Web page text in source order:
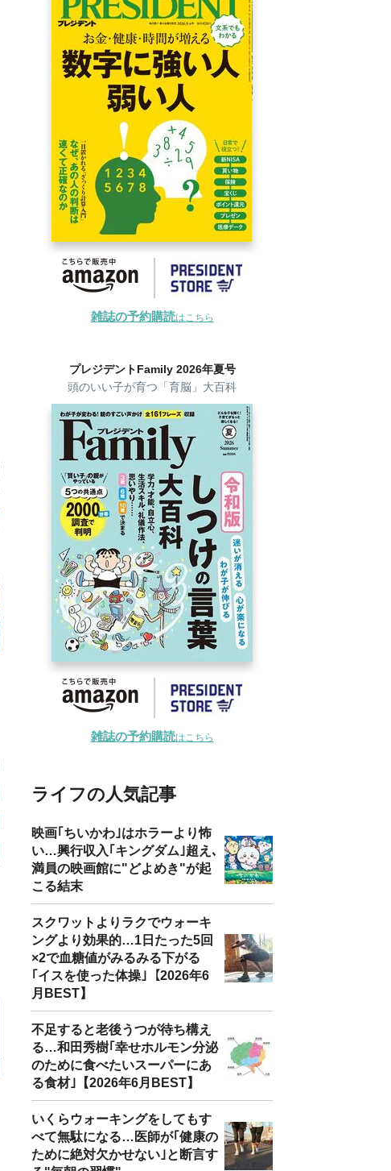
雑誌の予約購読はこちら
プレジデントFamily 2026年夏号
頭のいい子が育つ「育脳」大百科
雑誌の予約購読はこちら
ライフの人気記事
映画｢ちいかわ｣はホラーより怖
い…興行収入｢キングダム｣超え､
満員の映画館に"どよめき"が起
こる結末
スクワットよりラクでウォーキ
ングより効果的…1日たった5回
×2で血糖値がみるみる下がる
｢イスを使った体操｣【2026年6
月BEST】
不足すると老後うつが待ち構え
る…和田秀樹｢幸せホルモン分泌
のために食べたいスーパーにあ
る食材｣【2026年6月BEST】
いくらウォーキングをしてもす
べて無駄になる…医師が｢健康の
ために絶対欠かせない｣と断言す